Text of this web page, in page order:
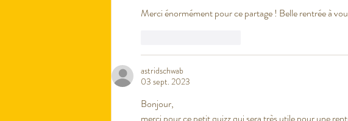
Merci énormément pour ce partage ! Belle rentrée à
astridschwab
03 sept. 2023
Bonjour,